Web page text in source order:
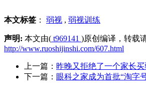
本文标签 ： 弱视 , 弱视训练
声明: 本文由( t969141 )原创编译，转载
http://www.ruoshijinshi.com/607.html
上一篇： 昨晚又拒绝了一个家长
下一篇： 眼科之家成为首批“淘字